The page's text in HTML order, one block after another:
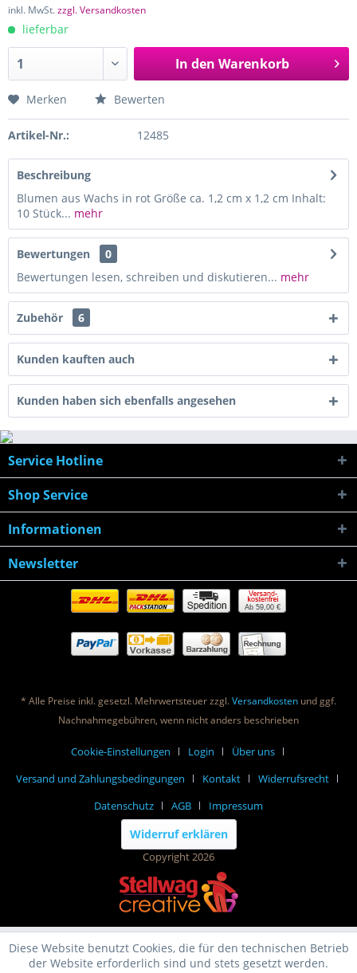
inkl. MwSt.zzgl. Versandkosten
lieferbar
In den Warenkorb
Merken Bewerten
Artikel-Nr.: 12485
Beschreibung
Blumen aus Wachs in rot Größe ca. 1,2 cm x 1,2 cm Inhalt:
10 Stück... mehr
Bewertungen
0
Bewertungen lesen, schreiben und diskutieren... mehr
Zubehör 6
Kunden kauften auch
Kunden haben sich ebenfalls angesehen
Service Hotline
Shop Service
Informationen
Newsletter
Ab 59,00 €
* Alle Preise inkl. gesetzl. Mehrwertsteuer zzgl.Versandkosten und ggf.
Nachnahmegebühren, wenn nicht anders beschrieben
Cookie-Einstellungen Login
Über uns
Versand und Zahlungsbedingungen
Kontakt
Widerrufsrecht
Datenschutz
AGB Impressum
Widerruf erklären
Copyright 2026
Diese Website benutzt Cookies, die für den technischen Betrieb
der Website erforderlich sind und stets gesetzt werden.